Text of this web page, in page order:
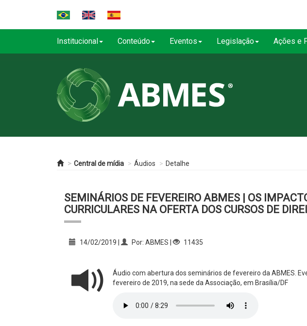
Institucional Conteúdo Eventos Legislação Ações e
Central de mídia Áudios Detalhe
SEMINÁRIOS DE FEVEREIRO ABMES | OS
CURRICULARES NA OFERTA DOS CURSOS DE
14/02/2019 | Por: ABMES | 11435
Áudio com abertura dos seminários de fevereiro da ABMES.
fevereiro de 2019, na sede da Associação, em Brasília/DF